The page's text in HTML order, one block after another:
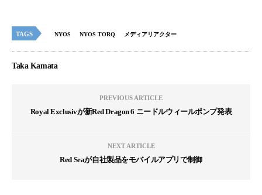
TAGS NYOS NYOS TORQ メディアリアクター
Taka Kamata
PREVIOUS ARTICLE
Royal Exclusivが新Red Dragon 6 ニードルウィールポンプ発表
NEXT ARTICLE
Red Seaが自社製品をモバイルアプリで制御